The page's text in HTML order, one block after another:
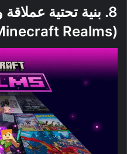
8. بنية تحتية
(Minecraft Realms)